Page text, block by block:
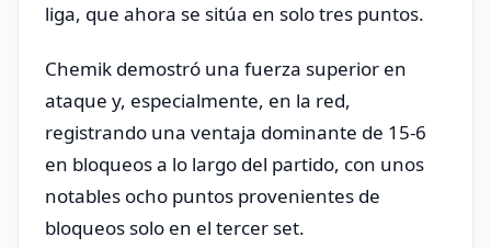
liga, que ahora se sitúa en solo tres puntos.
Chemik demostró una fuerza superior en
ataque y, especialmente, en la red,
registrando una ventaja dominante de 15-6
en bloqueos a lo largo del partido, con unos
notables ocho puntos provenientes de
bloqueos solo en el tercer set.